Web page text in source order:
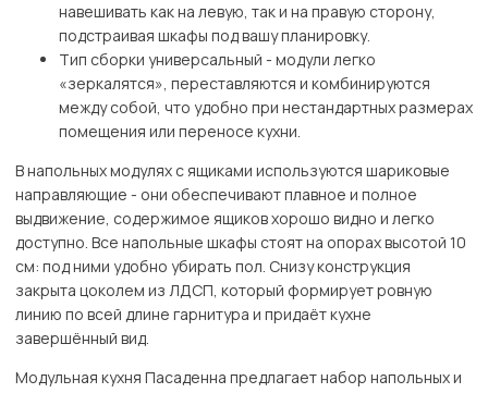
навешивать как на левую, так и на правую сторону,
подстраивая шкафы под вашу планировку.
Тип сборки универсальный - модули легко
«зеркалятся», переставляются и комбинируются
между собой, что удобно при нестандартных размерах
помещения или переносе кухни.
В напольных модулях с ящиками используются шариковые
направляющие - они обеспечивают плавное и полное
выдвижение, содержимое ящиков хорошо видно и легко
доступно. Все напольные шкафы стоят на опорах высотой 10
см: под ними удобно убирать пол. Снизу конструкция
закрыта цоколем из ЛДСП, который формирует ровную
линию по всей длине гарнитура и придаёт кухне
завершённый вид.
Модульная кухня Пасаденна предлагает набор напольных и